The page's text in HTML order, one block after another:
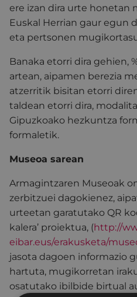
ere izan dira urte honetan
Euskal Herrian gaur egun
eta pertsonen
Banaka etorri dira gehien,
artean, aipamen berezia
atzerritik bisitan etorri
taldean etorri dira,
Gipuzkoako hezkuntza
formaletik.
Museoa sarean
Armagintzaren Museoak
zerbitzuei dagokienez,
urteetan garatutako QR
kalera’ proiektua, (http://
eibar.eus/erakusketa/
jasota dagoen informazio
hartuta, mugikorretan
osatutako ibilbide birtual